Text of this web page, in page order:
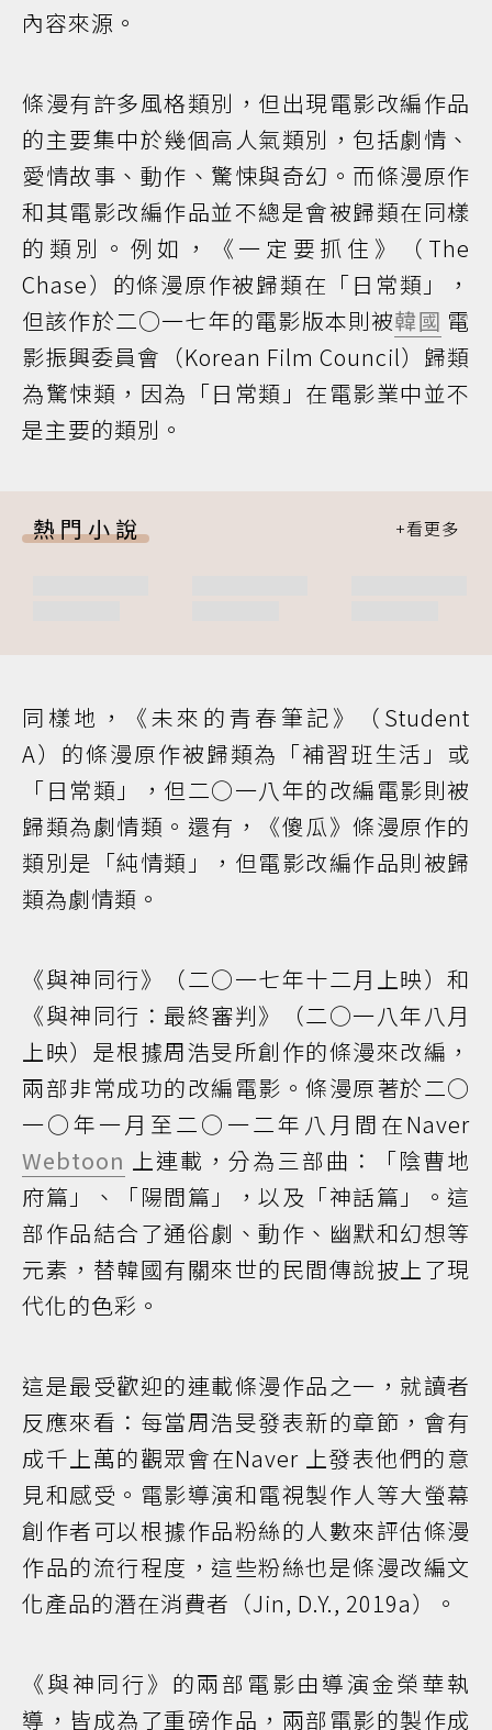
內容來源。
條漫有許多風格類別，但出現電影改編作品
的主要集中於幾個高人氣類別，包括劇情、
愛情故事、動作、驚悚與奇幻。而條漫原作
和其電影改編作品並不總是會被歸類在同樣
的類別。例如，《一定要抓住》（The
Chase）的條漫原作被歸類在「日常類」，
但該作於二○一七年的電影版本則被韓國 電
影振興委員會（Korean Film Council）歸類
為驚悚類，因為「日常類」在電影業中並不
是主要的類別。
熱門小說
同樣地，《未來的青春筆記》（Student
A）的條漫原作被歸類為「補習班生活」或
「日常類」，但二○一八年的改編電影則被
歸類為劇情類。還有，《傻瓜》條漫原作的
類別是「純情類」，但電影改編作品則被歸
類為劇情類。
《與神同行》（二○一七年十二月上映）和
《與神同行：最終審判》（二○一八年八月
上映）是根據周浩旻所創作的條漫來改編，
兩部非常成功的改編電影。條漫原著於二○
一○年一月至二○一二年八月間在Naver
Webtoon 上連載，分為三部曲：「陰曹地
府篇」、「陽間篇」，以及「神話篇」。這
部作品結合了通俗劇、動作、幽默和幻想等
元素，替韓國有關來世的民間傳說披上了現
代化的色彩。
這是最受歡迎的連載條漫作品之一，就讀者
反應來看：每當周浩旻發表新的章節，會有
成千上萬的觀眾會在Naver 上發表他們的意
見和感受。電影導演和電視製作人等大螢幕
創作者可以根據作品粉絲的人數來評估條漫
作品的流行程度，這些粉絲也是條漫改編文
化產品的潛在消費者（Jin, D.Y., 2019a）。
《與神同行》的兩部電影由導演金榮華執
導，皆成為了重磅作品，兩部電影的製作成